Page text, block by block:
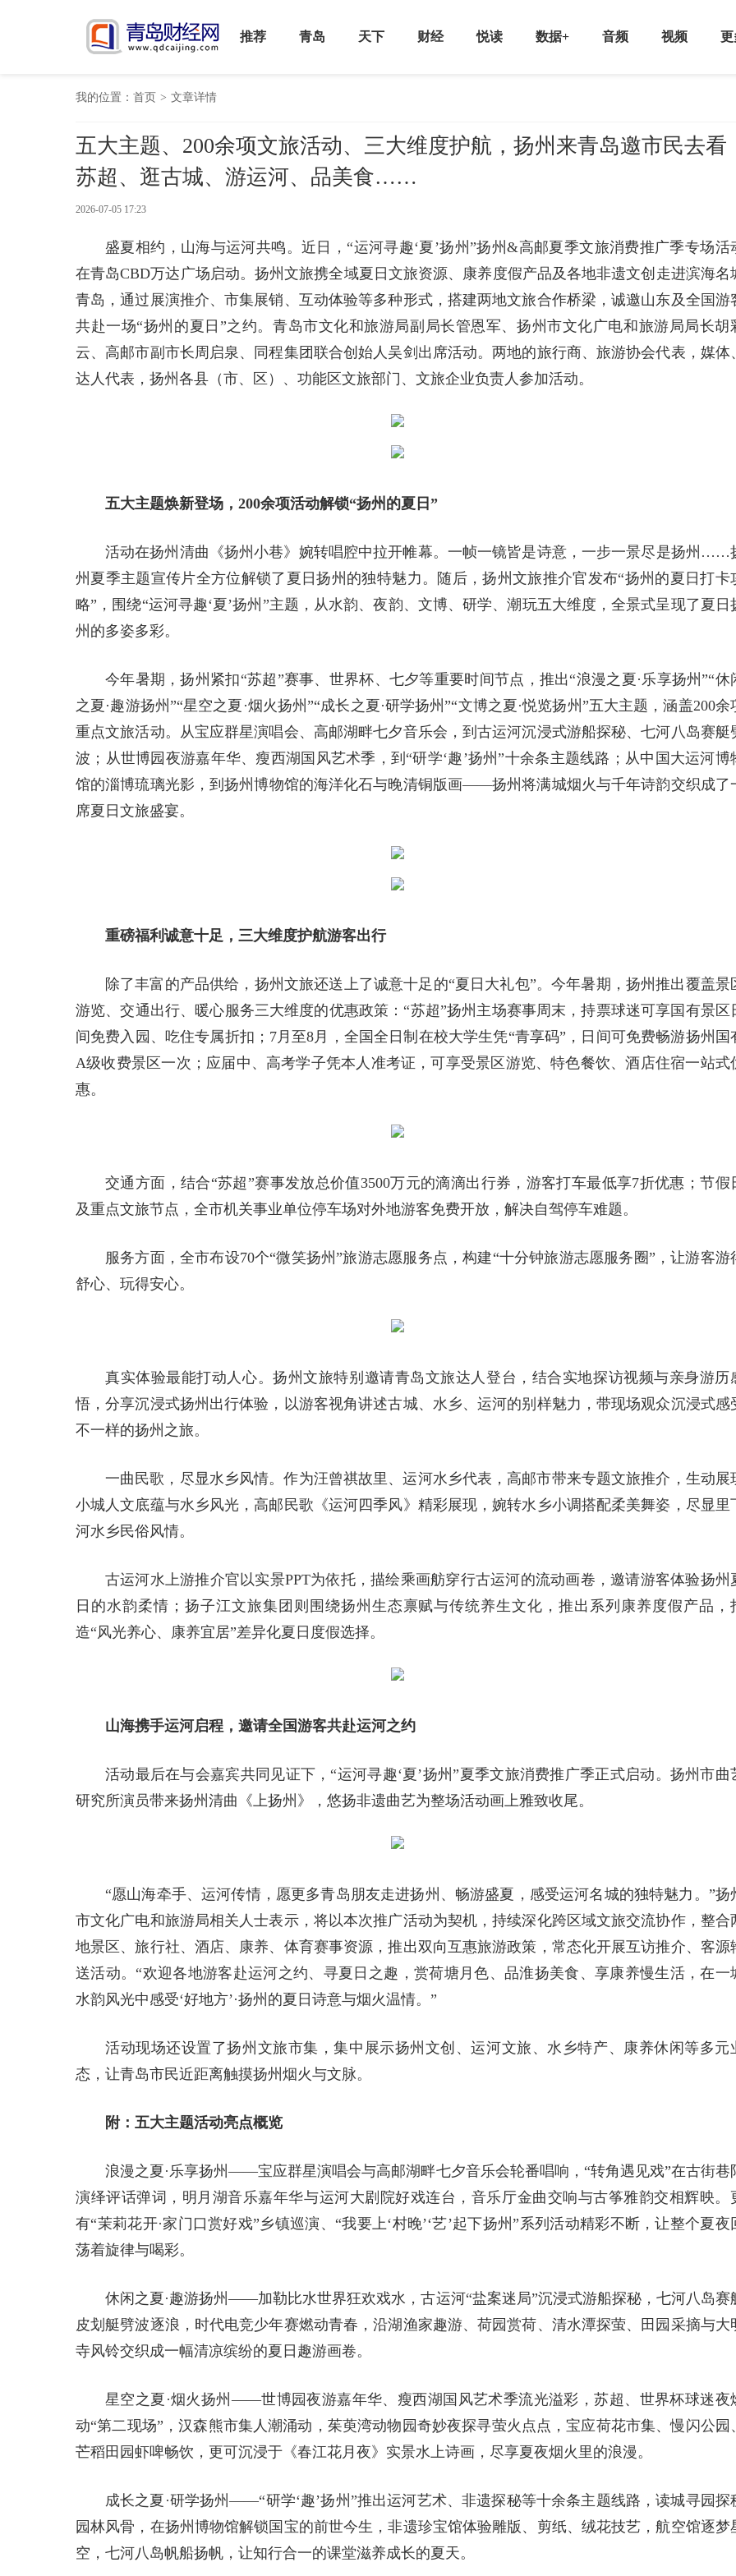
推荐 青岛 天下 财经 悦读 数据+ 音频 视频 更
我的位置： 首页 > 文章详情
五大主题、200余项文旅活动、三大维度护航，扬州来青岛邀市民去看
苏超、逛古城、游运河、品美食……
2026-07-05 17:23
盛夏相约，山海与运河共鸣。近日，“运河寻趣‘夏’扬州”扬州&高邮夏季文旅消费推广季专场活
在青岛CBD万达广场启动。扬州文旅携全域夏日文旅资源、康养度假产品及各地非遗文创走进滨海名
青岛，通过展演推介、市集展销、互动体验等多种形式，搭建两地文旅合作桥梁，诚邀山东及全国游
共赴一场“扬州的夏日”之约。青岛市文化和旅游局副局长管恩军、扬州市文化广电和旅游局局长胡
云、高邮市副市长周启泉、同程集团联合创始人吴剑出席活动。两地的旅行商、旅游协会代表，媒体、
达人代表，扬州各县（市、区）、功能区文旅部门、文旅企业负责人参加活动。
五大主题焕新登场，200余项活动解锁“扬州的夏日”
活动在扬州清曲《扬州小巷》婉转唱腔中拉开帷幕。一帧一镜皆是诗意，一步一景尽是扬州……
州夏季主题宣传片全方位解锁了夏日扬州的独特魅力。随后，扬州文旅推介官发布“扬州的夏日打卡
略”，围绕“运河寻趣‘夏’扬州”主题，从水韵、夜韵、文博、研学、潮玩五大维度，全景式呈现了夏日
州的多姿多彩。
今年暑期，扬州紧扣“苏超”赛事、世界杯、七夕等重要时间节点，推出“浪漫之夏·乐享扬州”“休
之夏·趣游扬州”“星空之夏·烟火扬州”“成长之夏·研学扬州”“文博之夏·悦览扬州”五大主题，涵盖200余
重点文旅活动。从宝应群星演唱会、高邮湖畔七夕音乐会，到古运河沉浸式游船探秘、七河八岛赛艇
波；从世博园夜游嘉年华、瘦西湖国风艺术季，到“研学‘趣’扬州”十余条主题线路；从中国大运河博
馆的淄博琉璃光影，到扬州博物馆的海洋化石与晚清铜版画——扬州将满城烟火与千年诗韵交织成了
席夏日文旅盛宴。
重磅福利诚意十足，三大维度护航游客出行
除了丰富的产品供给，扬州文旅还送上了诚意十足的“夏日大礼包”。今年暑期，扬州推出覆盖景
游览、交通出行、暖心服务三大维度的优惠政策：“苏超”扬州主场赛事周末，持票球迷可享国有景区
间免费入园、吃住专属折扣；7月至8月，全国全日制在校大学生凭“青享码”，日间可免费畅游扬州国
A级收费景区一次；应届中、高考学子凭本人准考证，可享受景区游览、特色餐饮、酒店住宿一站式
惠。
交通方面，结合“苏超”赛事发放总价值3500万元的滴滴出行券，游客打车最低享7折优惠；节假
及重点文旅节点，全市机关事业单位停车场对外地游客免费开放，解决自驾停车难题。
服务方面，全市布设70个“微笑扬州”旅游志愿服务点，构建“十分钟旅游志愿服务圈”，让游客游
舒心、玩得安心。
真实体验最能打动人心。扬州文旅特别邀请青岛文旅达人登台，结合实地探访视频与亲身游历
悟，分享沉浸式扬州出行体验，以游客视角讲述古城、水乡、运河的别样魅力，带现场观众沉浸式感
不一样的扬州之旅。
一曲民歌，尽显水乡风情。作为汪曾祺故里、运河水乡代表，高邮市带来专题文旅推介，生动展
小城人文底蕴与水乡风光，高邮民歌《运河四季风》精彩展现，婉转水乡小调搭配柔美舞姿，尽显里
河水乡民俗风情。
古运河水上游推介官以实景PPT为依托，描绘乘画舫穿行古运河的流动画卷，邀请游客体验扬州
日的水韵柔情；扬子江文旅集团则围绕扬州生态禀赋与传统养生文化，推出系列康养度假产品，
造“风光养心、康养宜居”差异化夏日度假选择。
山海携手运河启程，邀请全国游客共赴运河之约
活动最后在与会嘉宾共同见证下，“运河寻趣‘夏’扬州”夏季文旅消费推广季正式启动。扬州市曲
研究所演员带来扬州清曲《上扬州》，悠扬非遗曲艺为整场活动画上雅致收尾。
“愿山海牵手、运河传情，愿更多青岛朋友走进扬州、畅游盛夏，感受运河名城的独特魅力。”扬
市文化广电和旅游局相关人士表示，将以本次推广活动为契机，持续深化跨区域文旅交流协作，整合
地景区、旅行社、酒店、康养、体育赛事资源，推出双向互惠旅游政策，常态化开展互访推介、客源
送活动。“欢迎各地游客赴运河之约、寻夏日之趣，赏荷塘月色、品淮扬美食、享康养慢生活，在一
水韵风光中感受‘好地方’·扬州的夏日诗意与烟火温情。”
活动现场还设置了扬州文旅市集，集中展示扬州文创、运河文旅、水乡特产、康养休闲等多元
态，让青岛市民近距离触摸扬州烟火与文脉。
附：五大主题活动亮点概览
浪漫之夏·乐享扬州——宝应群星演唱会与高邮湖畔七夕音乐会轮番唱响，“转角遇见戏”在古街巷
演绎评话弹词，明月湖音乐嘉年华与运河大剧院好戏连台，音乐厅金曲交响与古筝雅韵交相辉映。
有“茉莉花开·家门口赏好戏”乡镇巡演、“我要上‘村晚’‘艺’起下扬州”系列活动精彩不断，让整个夏夜
荡着旋律与喝彩。
休闲之夏·趣游扬州——加勒比水世界狂欢戏水，古运河“盐案迷局”沉浸式游船探秘，七河八岛赛
皮划艇劈波逐浪，时代电竞少年赛燃动青春，沿湖渔家趣游、荷园赏荷、清水潭探萤、田园采摘与大
寺风铃交织成一幅清凉缤纷的夏日趣游画卷。
星空之夏·烟火扬州——世博园夜游嘉年华、瘦西湖国风艺术季流光溢彩，苏超、世界杯球迷夜
动“第二现场”，汉森熊市集人潮涌动，茱萸湾动物园奇妙夜探寻萤火点点，宝应荷花市集、慢闪公园、
芒稻田园虾啤畅饮，更可沉浸于《春江花月夜》实景水上诗画，尽享夏夜烟火里的浪漫。
成长之夏·研学扬州——“研学‘趣’扬州”推出运河艺术、非遗探秘等十余条主题线路，读城寻园探
园林风骨，在扬州博物馆解锁国宝的前世今生，非遗珍宝馆体验雕版、剪纸、绒花技艺，航空馆逐梦
空，七河八岛帆船扬帆，让知行合一的课堂滋养成长的夏天。